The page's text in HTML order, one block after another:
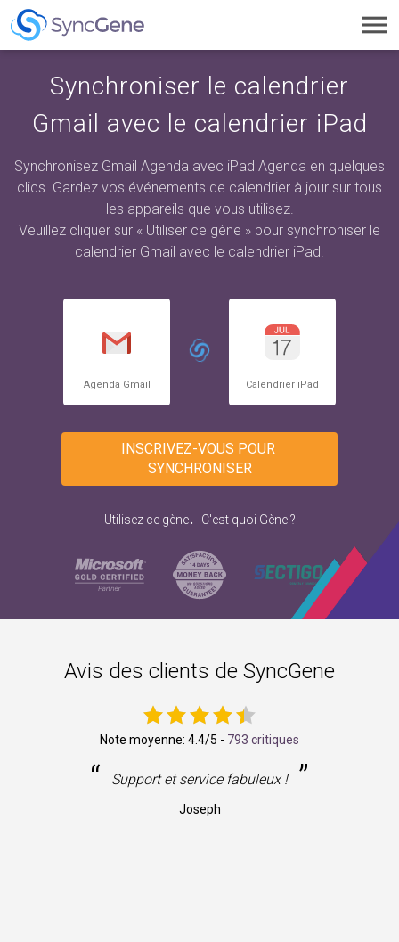
Synchroniser le calendrier
Gmail avec le calendrier iPad
Synchronisez Gmail Agenda avec iPad Agenda en quelques
clics. Gardez vos événements de calendrier à jour sur tous
les appareils que vous utilisez.
Veuillez cliquer sur « Utiliser ce gène » pour synchroniser le
calendrier Gmail avec le calendrier iPad.
Agenda Gmail Calendrier iPad
INSCRIVEZ-VOUS POUR
SYNCHRONISER
Utilisez ce gène. C'est quoi Gène ?
Avis des clients de SyncGene
Note moyenne: 4.4/5 - 793 critiques
“ Support et service fabuleux ! ”
Joseph